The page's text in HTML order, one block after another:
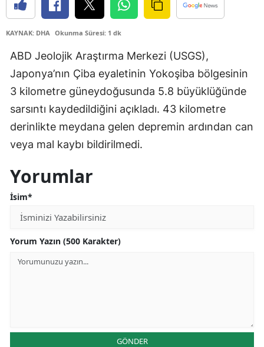
Çankırı
Diyarbakır
Edirne
Hatay
KAYNAK: DHA Okunma Süresi: 1 dk
ABD Jeolojik Araştırma Merkezi (USGS),
Japonya’nın Çiba eyaletinin Yokoşiba bölgesinin
3 kilometre güneydoğusunda 5.8 büyüklüğünde
sarsıntı kaydedildiğini açıkladı. 43 kilometre
derinlikte meydana gelen depremin ardından can
veya mal kaybı bildirilmedi.
Yorumlar
İsim*
Yorum Yazın (500 Karakter)
GÖNDER